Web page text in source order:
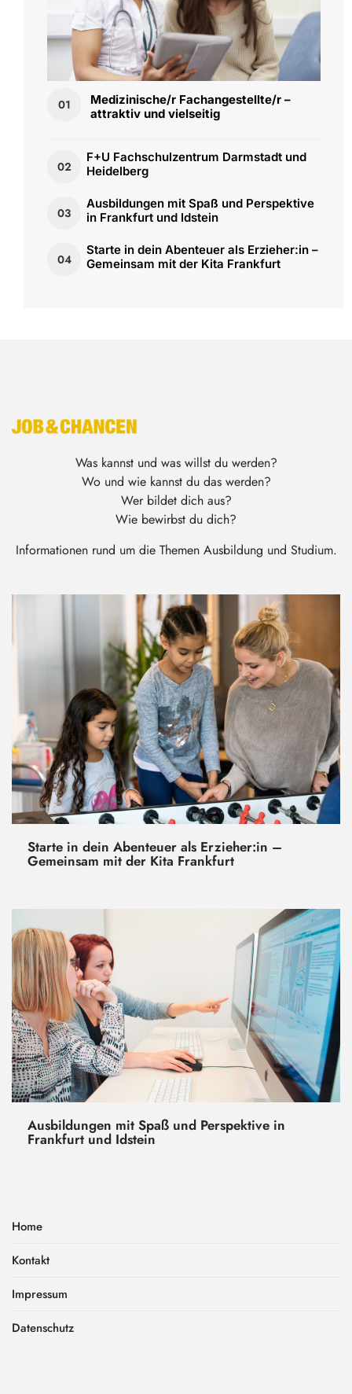
01
Medizinische/r Fachangestellte/r –
attraktiv und vielseitig
02
F+U Fachschulzentrum Darmstadt und
Heidelberg
03
Ausbildungen mit Spaß und Perspektive
in Frankfurt und Idstein
04
Starte in dein Abenteuer als Erzieher:in –
Gemeinsam mit der Kita Frankfurt
Was kannst und was willst du werden?
Wo und wie kannst du das werden?
Wer bildet dich aus?
Wie bewirbst du dich?
Informationen rund um die Themen Ausbildung und Studium.
Starte in dein Abenteuer als Erzieher:in –
Gemeinsam mit der Kita Frankfurt
Ausbildungen mit Spaß und Perspektive in
Frankfurt und Idstein
Home
Kontakt
Impressum
Datenschutz